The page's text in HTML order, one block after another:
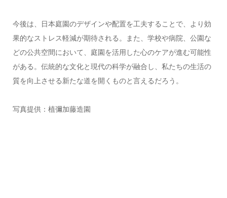
今後は、日本庭園のデザインや配置を工夫することで、より効
果的なストレス軽減が期待される。また、学校や病院、公園な
どの公共空間において、庭園を活用した心のケアが進む可能性
がある。伝統的な文化と現代の科学が融合し、私たちの生活の
質を向上させる新たな道を開くものと言えるだろう。
写真提供：植彌加藤造園